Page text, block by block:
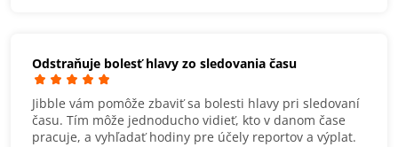
Odstraňuje bolesť hlavy zo sledovania času
Jibble vám pomôže zbaviť sa bolesti hlavy pri sledovaní
času. Tím môže jednoducho vidieť, kto v danom čase
pracuje, a vyhľadať hodiny pre účely reportov a výplat.